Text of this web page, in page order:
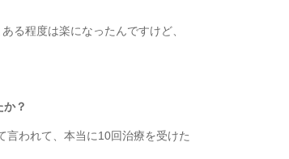
る程度は楽になったんですけど、
？
われて、本当に10回治療を受けた